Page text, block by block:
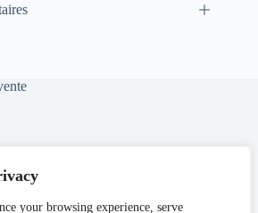
your browsing experience, serve